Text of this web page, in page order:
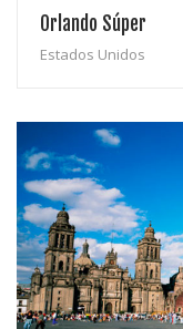
Orlando Súper
Estados Unidos